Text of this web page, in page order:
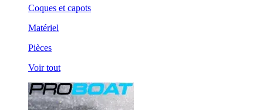
Coques et capots
Matériel
Pièces
Voir tout